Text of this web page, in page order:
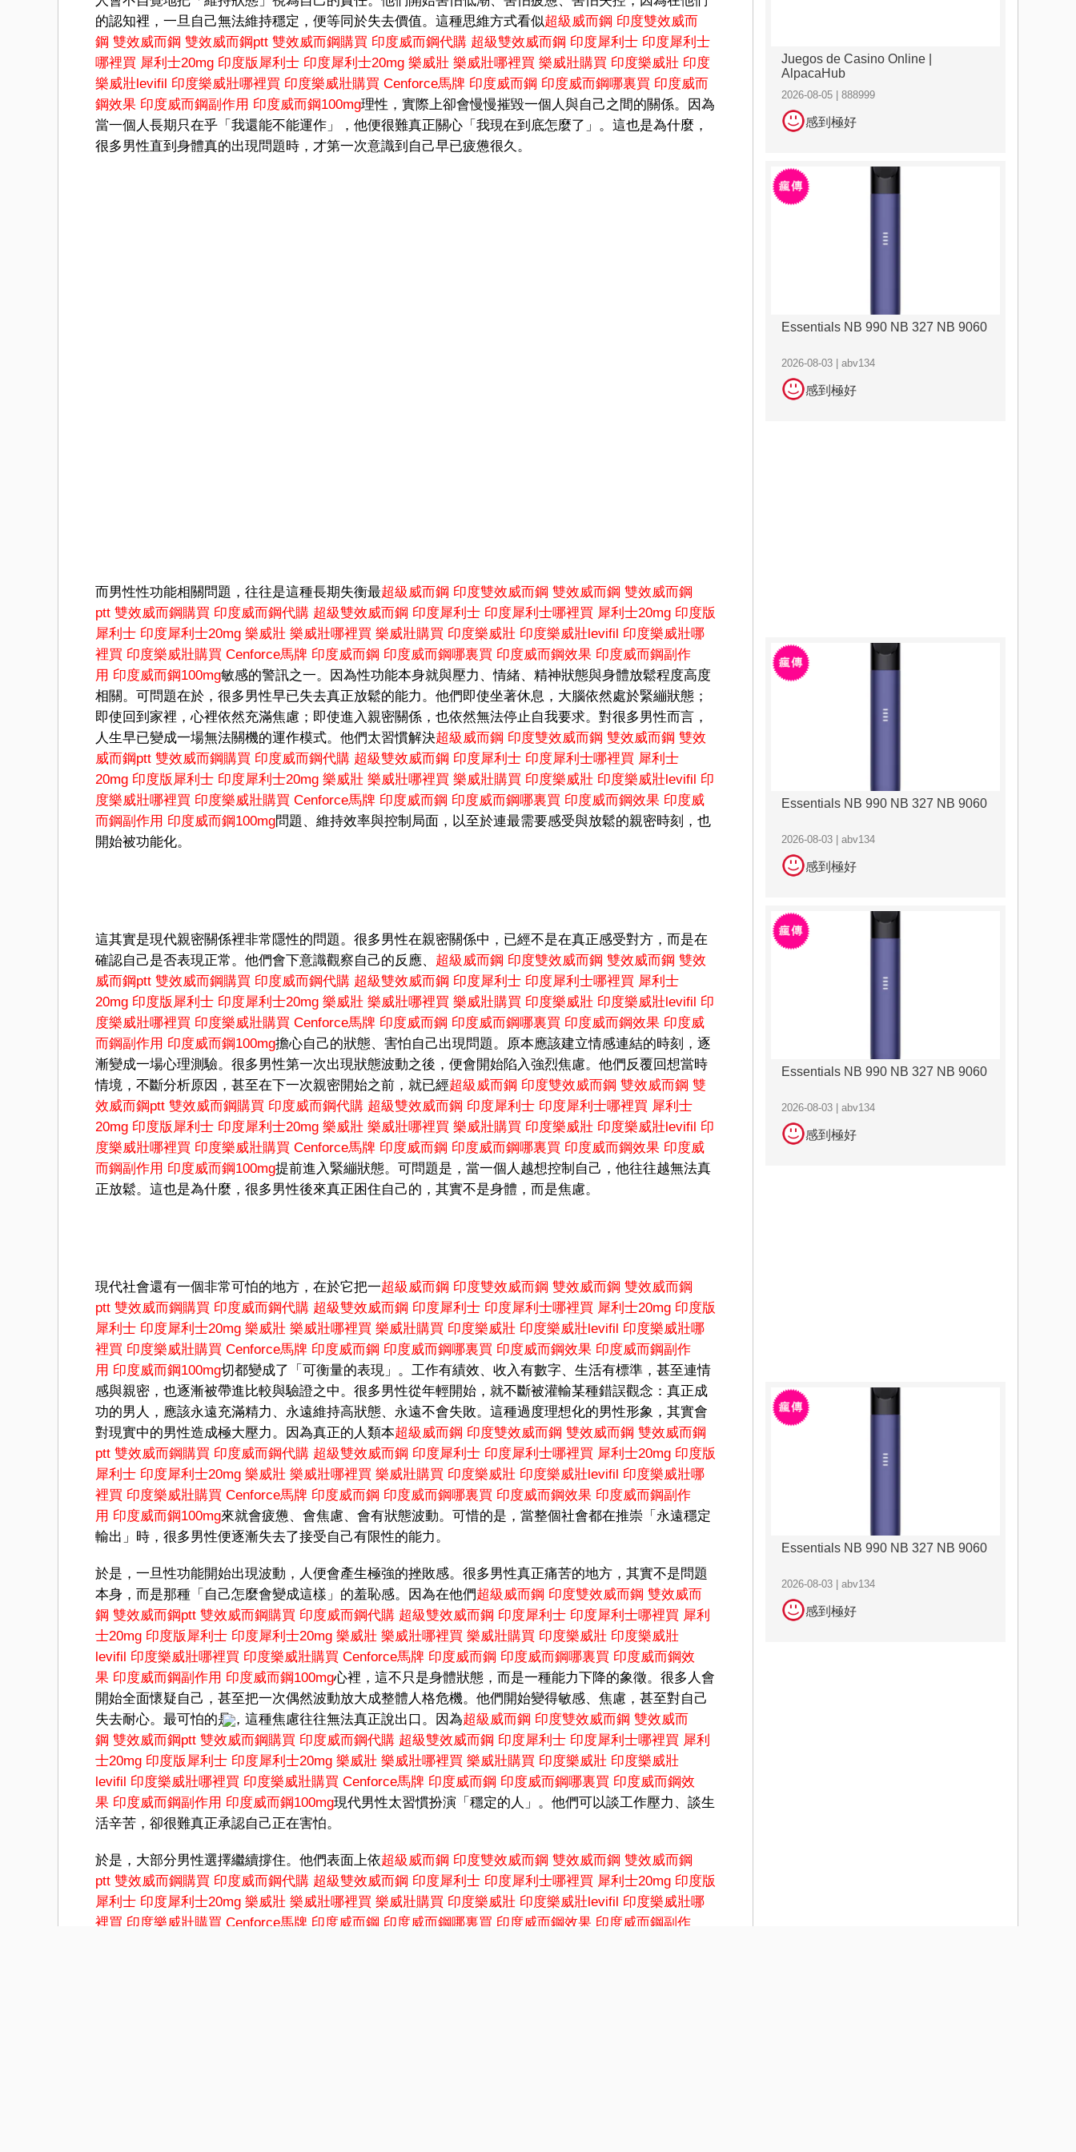
的認知裡，一旦自己無法維持穩定，便等同於失去價值。這種思維方式看似超級威而鋼 印度雙效威而
鋼 雙效威而鋼 雙效威而鋼ptt 雙效威而鋼購買 印度威而鋼代購 超級雙效威而鋼 印度犀利士 印度犀利士
哪裡買 犀利士20mg 印度版犀利士 印度犀利士20mg 樂威壯 樂威壯哪裡買 樂威壯購買 印度樂威壯 印度
樂威壯levifil 印度樂威壯哪裡買 印度樂威壯購買 Cenforce馬牌 印度威而鋼 印度威而鋼哪裏買 印度威而
鋼效果 印度威而鋼副作用 印度威而鋼100mg理性，實際上卻會慢慢摧毀一個人與自己之間的關係。因為
當一個人長期只在乎「我還能不能運作」，他便很難真正關心「我現在到底怎麼了」。這也是為什麼，
很多男性直到身體真的出現問題時，才第一次意識到自己早已疲憊很久。
而男性性功能相關問題，往往是這種長期失衡最超級威而鋼 印度雙效威而鋼 雙效威而鋼 雙效威而鋼
ptt 雙效威而鋼購買 印度威而鋼代購 超級雙效威而鋼 印度犀利士 印度犀利士哪裡買 犀利士20mg 印度版
犀利士 印度犀利士20mg 樂威壯 樂威壯哪裡買 樂威壯購買 印度樂威壯 印度樂威壯levifil 印度樂威壯哪
裡買 印度樂威壯購買 Cenforce馬牌 印度威而鋼 印度威而鋼哪裏買 印度威而鋼效果 印度威而鋼副作
用 印度威而鋼100mg敏感的警訊之一。因為性功能本身就與壓力、情緒、精神狀態與身體放鬆程度高度
相關。可問題在於，很多男性早已失去真正放鬆的能力。他們即使坐著休息，大腦依然處於緊繃狀態；
即使回到家裡，心裡依然充滿焦慮；即使進入親密關係，也依然無法停止自我要求。對很多男性而言，
人生早已變成一場無法關機的運作模式。他們太習慣解決超級威而鋼 印度雙效威而鋼 雙效威而鋼 雙效
威而鋼ptt 雙效威而鋼購買 印度威而鋼代購 超級雙效威而鋼 印度犀利士 印度犀利士哪裡買 犀利士
20mg 印度版犀利士 印度犀利士20mg 樂威壯 樂威壯哪裡買 樂威壯購買 印度樂威壯 印度樂威壯levifil 印
度樂威壯哪裡買 印度樂威壯購買 Cenforce馬牌 印度威而鋼 印度威而鋼哪裏買 印度威而鋼效果 印度威
而鋼副作用 印度威而鋼100mg問題、維持效率與控制局面，以至於連最需要感受與放鬆的親密時刻，也
開始被功能化。
這其實是現代親密關係裡非常隱性的問題。很多男性在親密關係中，已經不是在真正感受對方，而是在
確認自己是否表現正常。他們會下意識觀察自己的反應、 超級威而鋼 印度雙效威而鋼 雙效威而鋼 雙效
威而鋼ptt 雙效威而鋼購買 印度威而鋼代購 超級雙效威而鋼 印度犀利士 印度犀利士哪裡買 犀利士
20mg 印度版犀利士 印度犀利士20mg 樂威壯 樂威壯哪裡買 樂威壯購買 印度樂威壯 印度樂威壯levifil 印
度樂威壯哪裡買 印度樂威壯購買 Cenforce馬牌 印度威而鋼 印度威而鋼哪裏買 印度威而鋼效果 印度威
而鋼副作用 印度威而鋼100mg擔心自己的狀態、害怕自己出現問題。原本應該建立情感連結的時刻，逐
漸變成一場心理測驗。很多男性第一次出現狀態波動之後，便會開始陷入強烈焦慮。他們反覆回想當時
情境，不斷分析原因，甚至在下一次親密開始之前，就已經超級威而鋼 印度雙效威而鋼 雙效威而鋼 雙
效威而鋼ptt 雙效威而鋼購買 印度威而鋼代購 超級雙效威而鋼 印度犀利士 印度犀利士哪裡買 犀利士
20mg 印度版犀利士 印度犀利士20mg 樂威壯 樂威壯哪裡買 樂威壯購買 印度樂威壯 印度樂威壯levifil 印
度樂威壯哪裡買 印度樂威壯購買 Cenforce馬牌 印度威而鋼 印度威而鋼哪裏買 印度威而鋼效果 印度威
而鋼副作用 印度威而鋼100mg提前進入緊繃狀態。可問題是，當一個人越想控制自己，他往往越無法真
正放鬆。這也是為什麼，很多男性後來真正困住自己的，其實不是身體，而是焦慮。
現代社會還有一個非常可怕的地方，在於它把一超級威而鋼 印度雙效威而鋼 雙效威而鋼 雙效威而鋼
ptt 雙效威而鋼購買 印度威而鋼代購 超級雙效威而鋼 印度犀利士 印度犀利士哪裡買 犀利士20mg 印度版
犀利士 印度犀利士20mg 樂威壯 樂威壯哪裡買 樂威壯購買 印度樂威壯 印度樂威壯levifil 印度樂威壯哪
裡買 印度樂威壯購買 Cenforce馬牌 印度威而鋼 印度威而鋼哪裏買 印度威而鋼效果 印度威而鋼副作
用 印度威而鋼100mg切都變成了「可衡量的表現」。工作有績效、收入有數字、生活有標準，甚至連情
感與親密，也逐漸被帶進比較與驗證之中。很多男性從年輕開始，就不斷被灌輸某種錯誤觀念：真正成
功的男人，應該永遠充滿精力、永遠維持高狀態、永遠不會失敗。這種過度理想化的男性形象，其實會
對現實中的男性造成極大壓力。因為真正的人類本超級威而鋼 印度雙效威而鋼 雙效威而鋼 雙效威而鋼
ptt 雙效威而鋼購買 印度威而鋼代購 超級雙效威而鋼 印度犀利士 印度犀利士哪裡買 犀利士20mg 印度版
犀利士 印度犀利士20mg 樂威壯 樂威壯哪裡買 樂威壯購買 印度樂威壯 印度樂威壯levifil 印度樂威壯哪
裡買 印度樂威壯購買 Cenforce馬牌 印度威而鋼 印度威而鋼哪裏買 印度威而鋼效果 印度威而鋼副作
用 印度威而鋼100mg來就會疲憊、會焦慮、會有狀態波動。可惜的是，當整個社會都在推崇「永遠穩定
輸出」時，很多男性便逐漸失去了接受自己有限性的能力。
於是，一旦性功能開始出現波動，人便會產生極強的挫敗感。很多男性真正痛苦的地方，其實不是問題
本身，而是那種「自己怎麼會變成這樣」的羞恥感。因為在他們超級威而鋼 印度雙效威而鋼 雙效威而
鋼 雙效威而鋼ptt 雙效威而鋼購買 印度威而鋼代購 超級雙效威而鋼 印度犀利士 印度犀利士哪裡買 犀利
士20mg 印度版犀利士 印度犀利士20mg 樂威壯 樂威壯哪裡買 樂威壯購買 印度樂威壯 印度樂威壯
levifil 印度樂威壯哪裡買 印度樂威壯購買 Cenforce馬牌 印度威而鋼 印度威而鋼哪裏買 印度威而鋼效
果 印度威而鋼副作用 印度威而鋼100mg心裡，這不只是身體狀態，而是一種能力下降的象徵。很多人會
開始全面懷疑自己，甚至把一次偶然波動放大成整體人格危機。他們開始變得敏感、焦慮，甚至對自己
失去耐心。最可怕的是，這種焦慮往往無法真正說出口。因為超級威而鋼 印度雙效威而鋼 雙效威而
鋼 雙效威而鋼ptt 雙效威而鋼購買 印度威而鋼代購 超級雙效威而鋼 印度犀利士 印度犀利士哪裡買 犀利
士20mg 印度版犀利士 印度犀利士20mg 樂威壯 樂威壯哪裡買 樂威壯購買 印度樂威壯 印度樂威壯
levifil 印度樂威壯哪裡買 印度樂威壯購買 Cenforce馬牌 印度威而鋼 印度威而鋼哪裏買 印度威而鋼效
果 印度威而鋼副作用 印度威而鋼100mg現代男性太習慣扮演「穩定的人」。他們可以談工作壓力、談生
活辛苦，卻很難真正承認自己正在害怕。
於是，大部分男性選擇繼續撐住。他們表面上依超級威而鋼 印度雙效威而鋼 雙效威而鋼 雙效威而鋼
ptt 雙效威而鋼購買 印度威而鋼代購 超級雙效威而鋼 印度犀利士 印度犀利士哪裡買 犀利士20mg 印度版
犀利士 印度犀利士20mg 樂威壯 樂威壯哪裡買 樂威壯購買 印度樂威壯 印度樂威壯levifil 印度樂威壯哪
裡買 印度樂威壯購買 Cenforce馬牌 印度威而鋼 印度威而鋼哪裏買 印度威而鋼效果 印度威而鋼副作
Juegos de Casino Online |
AlpacaHub
2026-08-05 | 888999
感到極好
Essentials NB 990 NB 327 NB 9060
2026-08-03 | abv134
感到極好
Essentials NB 990 NB 327 NB 9060
2026-08-03 | abv134
感到極好
Essentials NB 990 NB 327 NB 9060
2026-08-03 | abv134
感到極好
Essentials NB 990 NB 327 NB 9060
2026-08-03 | abv134
感到極好